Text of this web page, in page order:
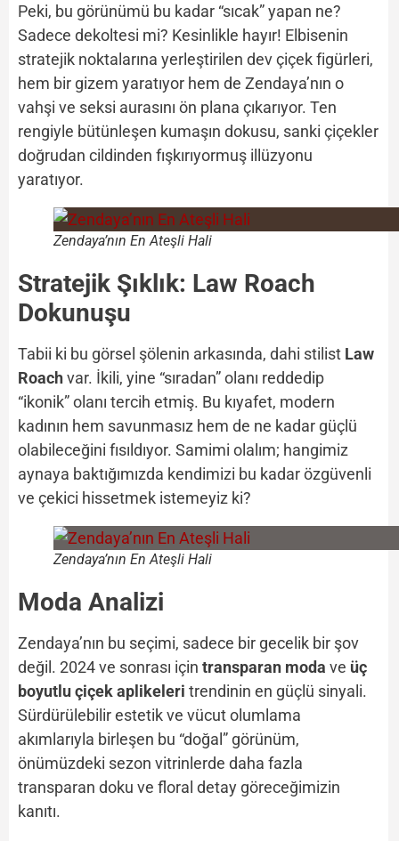
Peki, bu görünümü bu kadar “sıcak” yapan ne?
Sadece dekoltesi mi? Kesinlikle hayır! Elbisenin
stratejik noktalarına yerleştirilen dev çiçek figürleri,
hem bir gizem yaratıyor hem de Zendaya’nın o
vahşi ve seksi aurasını ön plana çıkarıyor. Ten
rengiyle bütünleşen kumaşın dokusu, sanki çiçekler
doğrudan cildinden fışkırıyormuş illüzyonu
yaratıyor.
Zendaya’nın En Ateşli Hali
Stratejik Şıklık: Law Roach
Dokunuşu
Tabii ki bu görsel şölenin arkasında, dahi stilist Law
Roachvar. İkili, yine “sıradan” olanı reddedip
“ikonik” olanı tercih etmiş. Bu kıyafet, modern
kadının hem savunmasız hem de ne kadar güçlü
olabileceğini fısıldıyor. Samimi olalım; hangimiz
aynaya baktığımızda kendimizi bu kadar özgüvenli
ve çekici hissetmek istemeyiz ki?
Zendaya’nın En Ateşli Hali
Moda Analizi
Zendaya’nın bu seçimi, sadece bir gecelik bir şov
değil. 2024 ve sonrası için transparan moda ve üç
boyutlu çiçek aplikeleri trendinin en güçlü sinyali.
Sürdürülebilir estetik ve vücut olumlama
akımlarıyla birleşen bu “doğal” görünüm,
önümüzdeki sezon vitrinlerde daha fazla
transparan doku ve floral detay göreceğimizin
kanıtı.